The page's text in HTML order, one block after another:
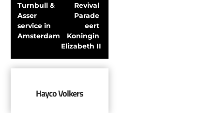
Turnbull &
Asser
service in
Amsterdam
Revival
Parade
eert
Koningin
Elizabeth II
Hayco Volkers